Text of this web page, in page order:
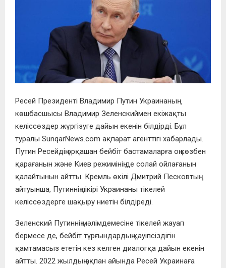
Ресей Президенті Владимир Путин Украинаның
көшбасшысы Владимир Зеленскиймен екіжақты
келіссөздер жүргізуге дайын екенін білдірді. Бұл
туралы SunqarNews.com ақпарат агенттігі хабарлады.
Путин Ресейдің әрқашан бейбіт бастамаларға оң көзбен
қарағанын және Киев режимінің де солай ойлағанын
қалайтынын айтты. Кремль өкілі Дмитрий Песковтың
айтуынша, Путиннің пікірі Украинаны тікелей
келіссөздерге шақыру ниетін білдіреді.
Зеленский Путиннің мәлімдемесіне тікелей жауап
бермесе де, бейбіт тұрғындардың қауіпсіздігін
қамтамасыз ететін кез келген диалогқа дайын екенін
айтты. 2022 жылдың ақпан айында Ресей Украинаға